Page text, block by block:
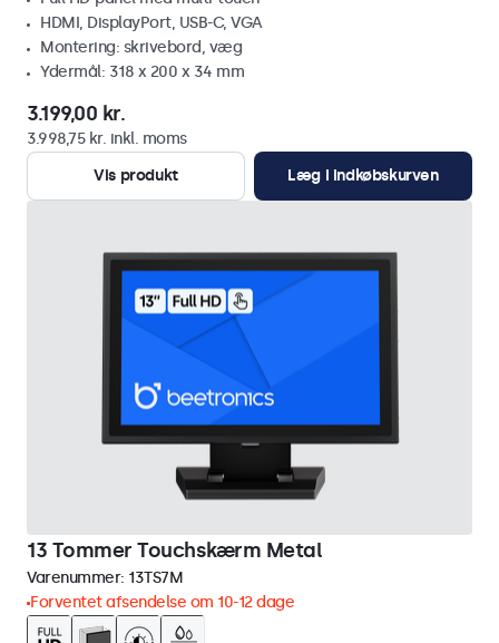
HDMI, DisplayPort, USB-C, VGA
Montering: skrivebord, væg
Ydermål: 318 x 200 x 34 mm
3.199,00 kr.
3.998,75 kr. inkl. moms
Vis produkt
Læg i indkøbskurven
13 Tommer Touchskærm Metal
Varenummer: 13TS7M
Forventet afsendelse om 10-12 dage